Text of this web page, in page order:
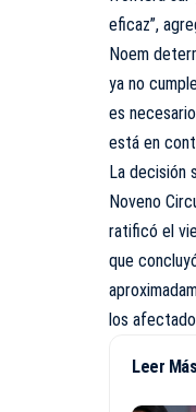
eficaz”,
Noem
ya no
es
está en
La decisión
Noveno
ratificó el
que
los
Leer Más